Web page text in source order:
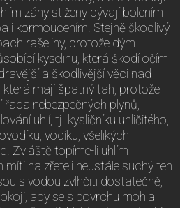
záhy stiženy bývají bolením
i kormoucením. Stejně škodlivý
rašeliny, protože dým
kyselinu, která škodí očím
a škodlivější věci nad
která mají špatný tah, protože
nebezpečných plynů,
uhlí, tj. kysličníku uhličitého,
vodíku, všelikých
Zvláště topíme-li uhlím
na zřeteli neustále suchý ten
s vodou zvlhčiti dostatečně,
aby se s povrchu mohla